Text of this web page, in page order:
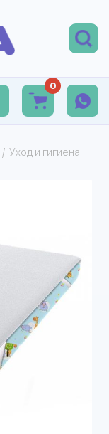
0
/ Уход и гигиена